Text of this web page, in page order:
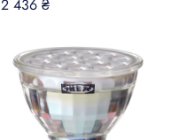
2 436 ₴